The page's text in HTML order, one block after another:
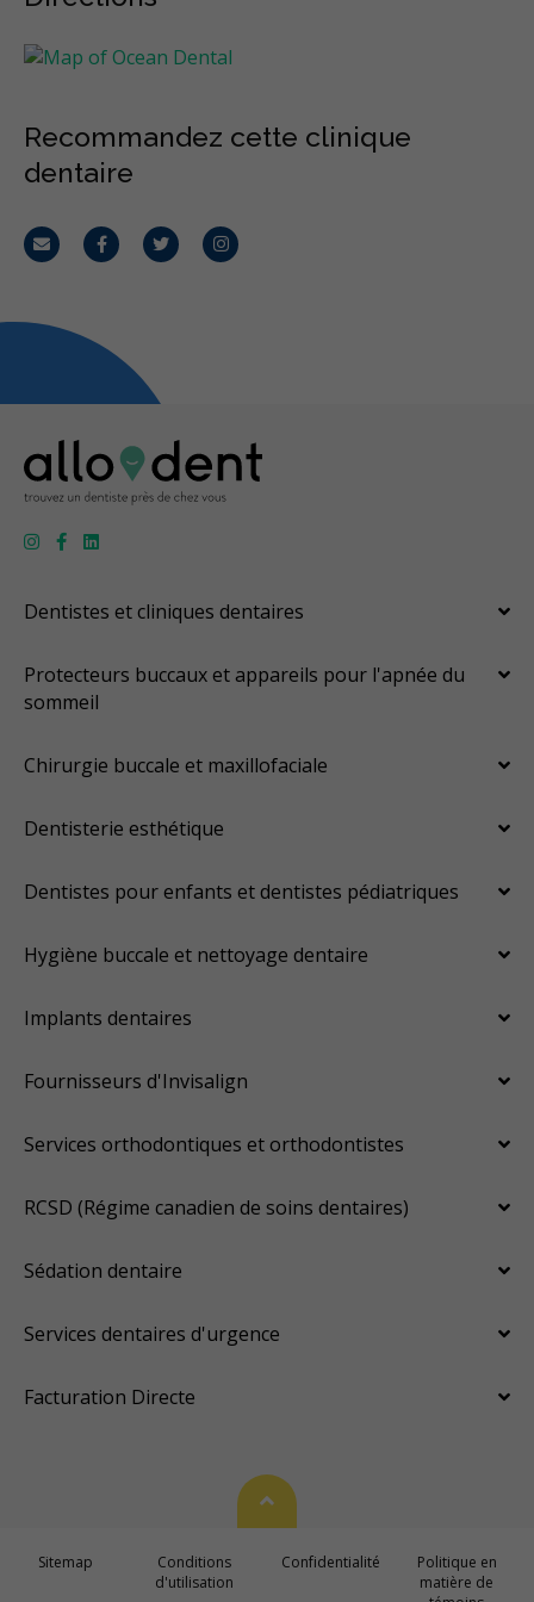
Recommandez cette clinique
dentaire
CourrielFacebookTwitterInstagram
Dentistes et cliniques dentaires
Protecteurs buccaux et appareils pour l'apnée du
sommeil
Chirurgie buccale et maxillofaciale
Dentisterie esthétique
Dentistes pour enfants et dentistes pédiatriques
Hygiène buccale et nettoyage dentaire
Implants dentaires
Fournisseurs d'Invisalign
Services orthodontiques et orthodontistes
RCSD (Régime canadien de soins dentaires)
Sédation dentaire
Services dentaires d'urgence
Facturation Directe
Haut de page
Sitemap
Conditions
d'utilisation
Confidentialité
Politique en
matière de